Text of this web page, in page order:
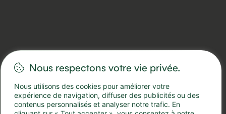
Nous respectons votre vie privée.
Nous utilisons des cookies pour améliorer votre
expérience de navigation, diffuser des publicités ou des
contenus personnalisés et analyser notre trafic. En